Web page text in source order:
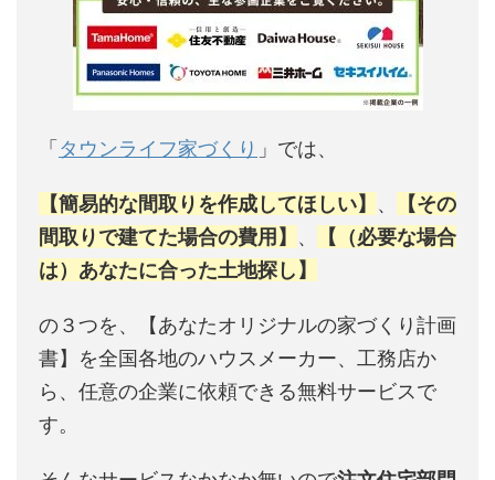
「タウンライフ家づくり 」では、
【簡易的な間取りを作成してほしい】 、
【その
間取りで建てた場合の費用】 、
【（必要な場合
は）あなたに合った土地探し】
の３つを、【あなたオリジナルの家づくり計画
書】を全国各地のハウスメーカー、工務店か
ら、任意の企業に依頼できる無料サービスで
す。